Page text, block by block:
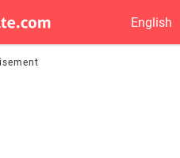
English